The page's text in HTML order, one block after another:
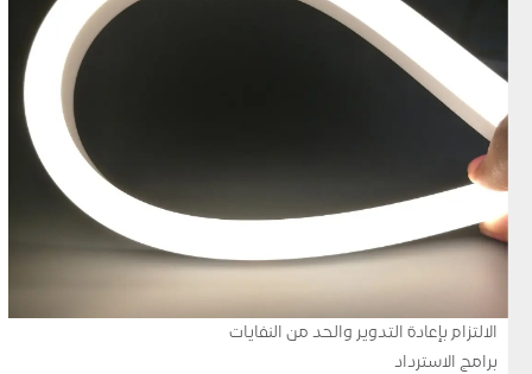
الالتزام بإعادة التدوير والحد من النفايات
برامج الاسترداد